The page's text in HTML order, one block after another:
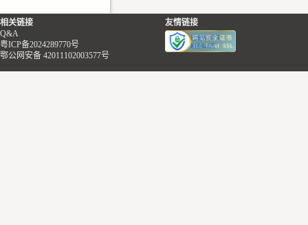
相关链接
Q&A
粤ICP备2024289770号
鄂公网安备 42011102003577号
友情链接